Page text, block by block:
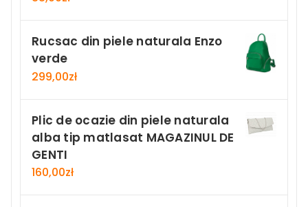
Rucsac din piele naturala Enzo
verde
299,00zł
Plic de ocazie din piele naturala
alba tip matlasat MAGAZINUL DE
GENTI
160,00zł